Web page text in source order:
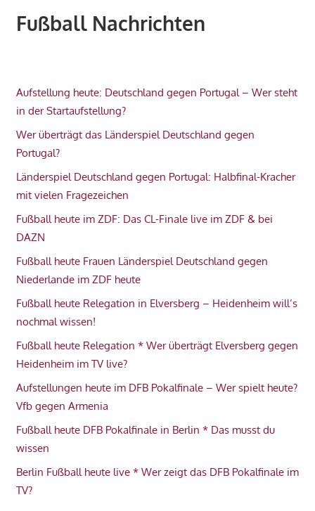
Fußball Nachrichten
Aufstellung heute: Deutschland gegen Portugal – Wer steht
in der Startaufstellung?
Wer überträgt das Länderspiel Deutschland gegen
Portugal?
Länderspiel Deutschland gegen Portugal: Halbfinal-Kracher
mit vielen Fragezeichen
Fußball heute im ZDF: Das CL-Finale live im ZDF & bei
DAZN
Fußball heute Frauen Länderspiel Deutschland gegen
Niederlande im ZDF heute
Fußball heute Relegation in Elversberg – Heidenheim will’s
nochmal wissen!
Fußball heute Relegation * Wer überträgt Elversberg gegen
Heidenheim im TV live?
Aufstellungen heute im DFB Pokalfinale – Wer spielt heute?
Vfb gegen Armenia
Fußball heute DFB Pokalfinale in Berlin * Das musst du
wissen
Berlin Fußball heute live * Wer zeigt das DFB Pokalfinale im
TV?